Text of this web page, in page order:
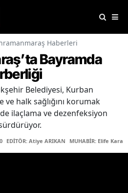
Haberleri
Bayramda
Belediyesi, Kurban
ve halk sağlığını korumak
ilaçlama ve dezenfeksiyon
sürdürüyor.
EDİTÖR: Atiye ARIKAN MUHABİR: Elife